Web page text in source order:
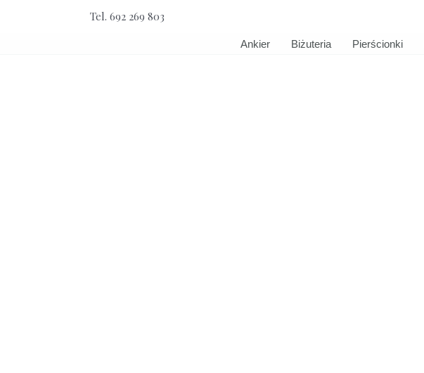
Tel. 692 269 803
Ankier Biżuteria Pierścionki